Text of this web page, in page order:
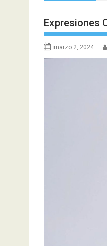
Expresiones
marzo 2, 2024